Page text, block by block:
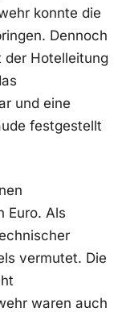
konnte die
Dennoch
der Hotelleitung
und eine
festgestellt
Euro. Als
vermutet. Die
waren auch